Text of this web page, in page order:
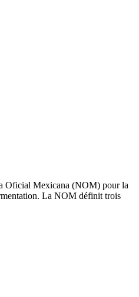
Oficial Mexicana (NOM) pour la
La NOM définit trois